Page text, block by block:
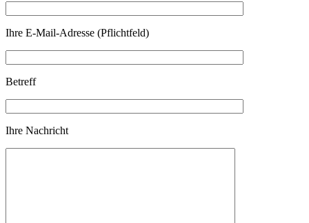
Ihre E-Mail-Adresse (Pflichtfeld)
Betreff
Ihre Nachricht